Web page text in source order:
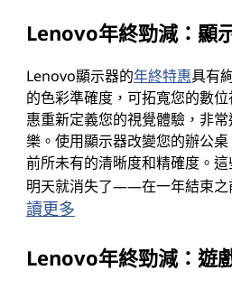
Lenovo年終勁減：顯
Lenovo顯示器的年終特惠具有
的色彩準確度，可拓寬您的數
惠重新定義您的視覺體驗，非
樂。使用顯示器改變您的辦公
前所未有的清晰度和精確度。這
明天就消失了——在一年結束之
讀更多
Lenovo年終勁減：遊